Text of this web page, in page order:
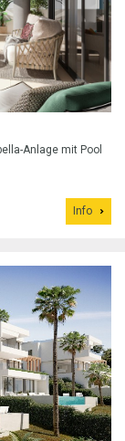
Anlage mit Pool
Info